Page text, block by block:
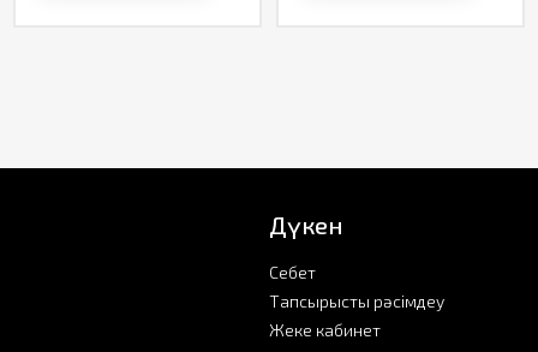
Дүкен
Себет
Тапсырысты рәсімдеу
Жеке кабинет